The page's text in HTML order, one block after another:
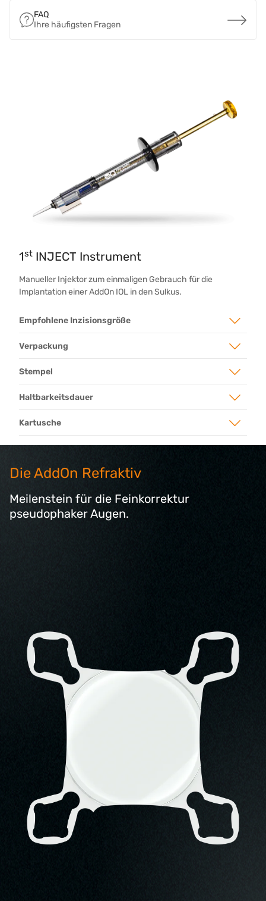
FAQ
Ihre häufigsten Fragen
1st INJECT Instrument
Manueller Injektor zum einmaligen Gebrauch für die
Implantation einer AddOn IOL in den Sulkus.
Empfohlene Inzisionsgröße
Verpackung
Stempel
Haltbarkeitsdauer
Kartusche
Die AddOn Refraktiv
Meilenstein für die Feinkorrektur
pseudophaker Augen.